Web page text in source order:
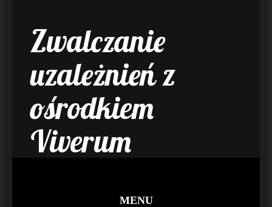
Zwalczanie
uzależnień z
ośrodkiem
Viverum
MENU